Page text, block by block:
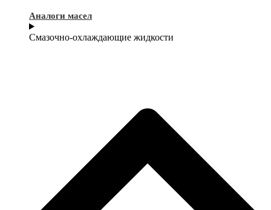
Аналоги масел
Смазочно-охлаждающие жидкости